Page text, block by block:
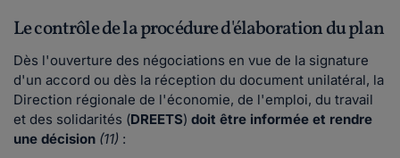
Le contrôle de la procédure d'élaboration du plan
Dès l'ouverture des négociations en vue de la signature
d'un accord ou dès la réception du document unilatéral, la
Direction régionale de l'économie, de l'emploi, du travail
et des solidarités (DREETS) doit être informée et rendre
une décision (11) :